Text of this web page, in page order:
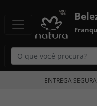
ENTREGA